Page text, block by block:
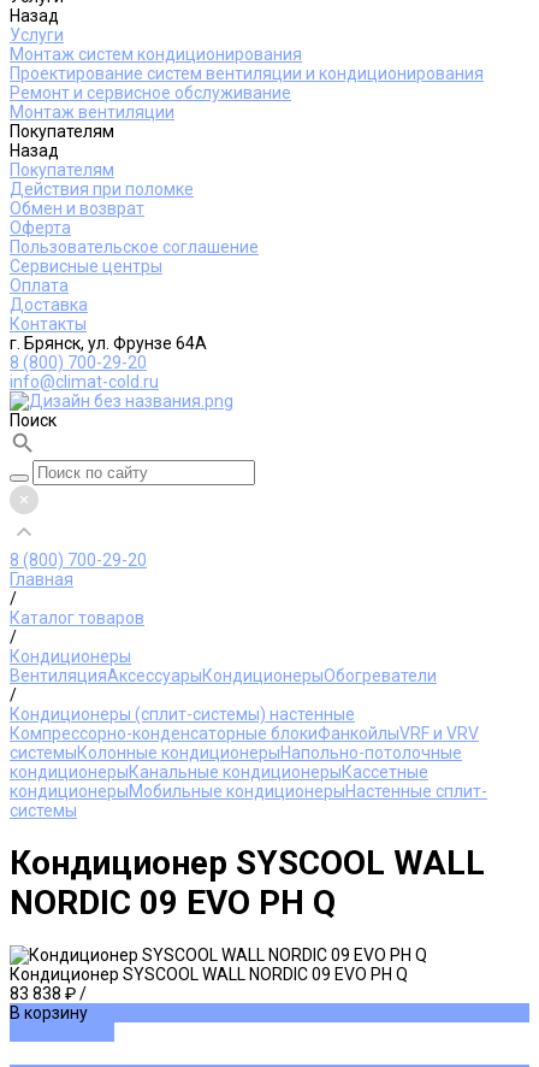
Назад
Услуги
Монтаж систем кондиционирования
Проектирование систем вентиляции и кондиционирования
Ремонт и сервисное обслуживание
Монтаж вентиляции
Покупателям
Назад
Покупателям
Действия при поломке
Обмен и возврат
Оферта
Пользовательское соглашение
Сервисные центры
Оплата
Доставка
Контакты
г. Брянск, ул. Фрунзе 64А
8 (800) 700-29-20
info@climat-cold.ru
Поиск
8 (800) 700-29-20
Главная
/
Каталог товаров
/
Кондиционеры
ВентиляцияАксессуарыКондиционерыОбогреватели
/
Кондиционеры (сплит-системы) настенные
Компрессорно-конденсаторные блокиФанкойлыVRF и VRV
системыКолонные кондиционерыНапольно-потолочные
кондиционерыКанальные кондиционерыКассетные
кондиционерыМобильные кондиционерыНастенные сплит-
системы
Кондиционер SYSCOOL WALL
NORDIC 09 EVO PH Q
Кондиционер SYSCOOL WALL NORDIC 09 EVO PH Q
83 838 ₽/
В корзину